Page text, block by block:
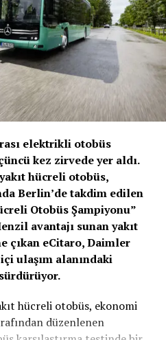
deneyimi sunacak
konuşan Ford
olarak ‘Geleceği Bugünden
altını çizerek; “Ford
elektrikli otobüs
kez zirvede yer aldı.
hücreli otobüs,
Berlin’de takdim edilen
Otobüs Şampiyonu”
avantajı sunan yakıt
çıkan eCitaro, Daimler
ulaşım alanındaki
hücreli otobüs, ekonomi
düzenlenen